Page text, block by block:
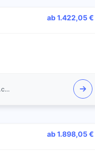
ab 1.422,05 €
New Elements GmbH / IT-Schulungen.com
ab 1.898,05 €